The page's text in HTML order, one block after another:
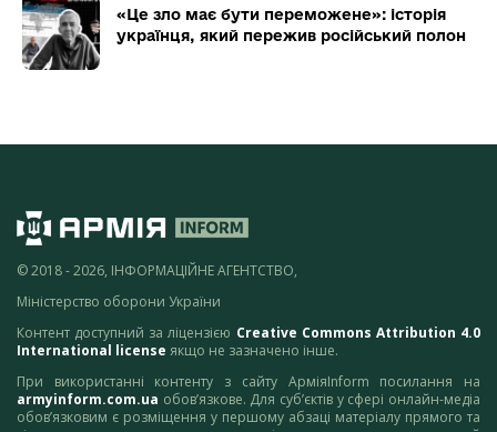
«Це зло має бути переможене»: історія
українця, який пережив російський полон
© 2018 - 2026, ІНФОРМАЦІЙНЕ АГЕНТСТВО,
Міністерство оборони України
Контент доступний за ліцензією Creative Commons Attribution 4.0
International license якщо не зазначено інше.
При використанні контенту з сайту АрміяInform посилання на
armyinform.com.ua обов’язкове. Для суб’єктів у сфері онлайн-медіа
обов’язковим є розміщення у першому абзаці матеріалу прямого та